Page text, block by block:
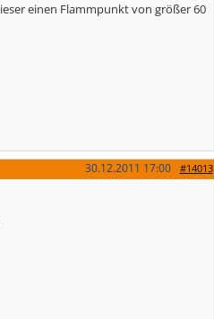
einen Flammpunkt von größer 60
#14013
30.12.2011 17:00